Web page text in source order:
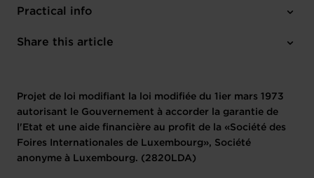
Practical info
1 project text
Share this article
Projet de loi modifiant la loi modifiée du 1ier mars 1973
autorisant le Gouvernement à accorder la garantie de
l'Etat et une aide financière au profit de la «Société des
Foires Internationales de Luxembourg», Société
anonyme à Luxembourg. (2820LDA)